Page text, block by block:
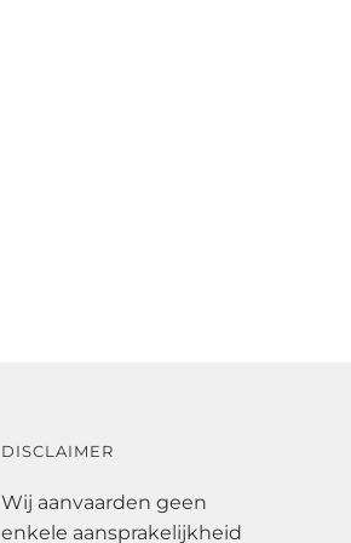
DISCLAIMER
Wij aanvaarden geen
enkele aansprakelijkheid